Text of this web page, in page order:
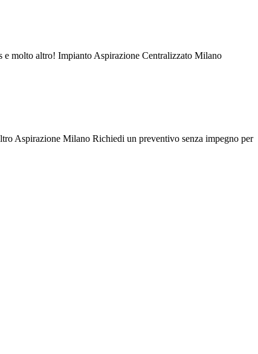
e molto altro! Impianto Aspirazione Centralizzato Milano
Aspirazione Milano Richiedi un preventivo senza impegno per